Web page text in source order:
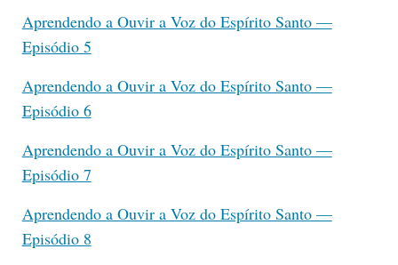
Aprendendo a Ouvir a Voz do Espírito Santo —
Episódio 5
Aprendendo a Ouvir a Voz do Espírito Santo —
Episódio 6
Aprendendo a Ouvir a Voz do Espírito Santo —
Episódio 7
Aprendendo a Ouvir a Voz do Espírito Santo —
Episódio 8